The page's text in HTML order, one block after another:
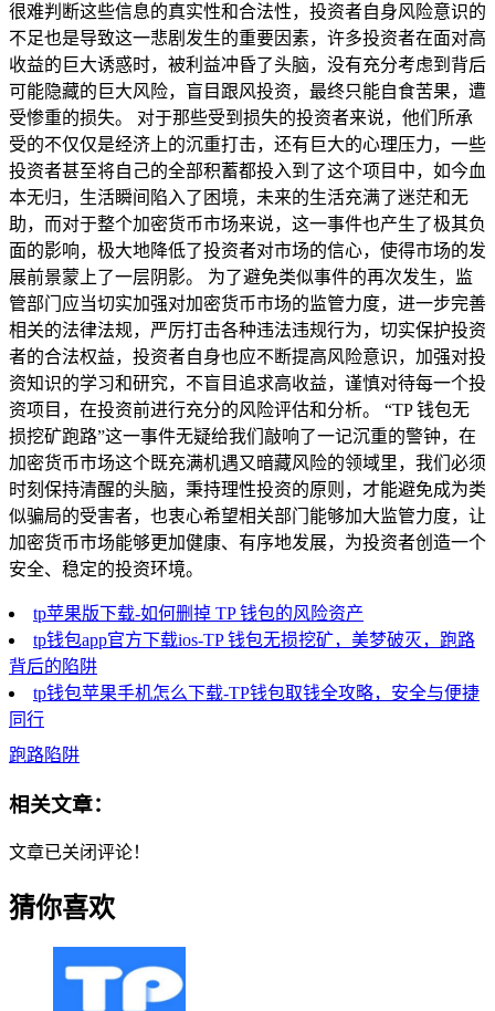
很难判断这些信息的真实性和合法性，投资者自身风险意识的
不足也是导致这一悲剧发生的重要因素，许多投资者在面对高
收益的巨大诱惑时，被利益冲昏了头脑，没有充分考虑到背后
可能隐藏的巨大风险，盲目跟风投资，最终只能自食苦果，遭
受惨重的损失。 对于那些受到损失的投资者来说，他们所承
受的不仅仅是经济上的沉重打击，还有巨大的心理压力，一些
投资者甚至将自己的全部积蓄都投入到了这个项目中，如今血
本无归，生活瞬间陷入了困境，未来的生活充满了迷茫和无
助，而对于整个加密货币市场来说，这一事件也产生了极其负
面的影响，极大地降低了投资者对市场的信心，使得市场的发
展前景蒙上了一层阴影。 为了避免类似事件的再次发生，监
管部门应当切实加强对加密货币市场的监管力度，进一步完善
相关的法律法规，严厉打击各种违法违规行为，切实保护投资
者的合法权益，投资者自身也应不断提高风险意识，加强对投
资知识的学习和研究，不盲目追求高收益，谨慎对待每一个投
资项目，在投资前进行充分的风险评估和分析。 “TP 钱包无
损挖矿跑路”这一事件无疑给我们敲响了一记沉重的警钟，在
加密货币市场这个既充满机遇又暗藏风险的领域里，我们必须
时刻保持清醒的头脑，秉持理性投资的原则，才能避免成为类
似骗局的受害者，也衷心希望相关部门能够加大监管力度，让
加密货币市场能够更加健康、有序地发展，为投资者创造一个
安全、稳定的投资环境。
tp苹果版下载-如何删掉 TP 钱包的风险资产
tp钱包app官方下载ios-TP 钱包无损挖矿，美梦破灭，跑路
背后的陷阱
tp钱包苹果手机怎么下载-TP钱包取钱全攻略，安全与便捷
同行
跑路陷阱
相关文章：
文章已关闭评论！
猜你喜欢